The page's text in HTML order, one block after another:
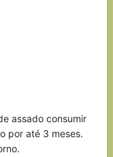
assado consumir
por até 3 meses.